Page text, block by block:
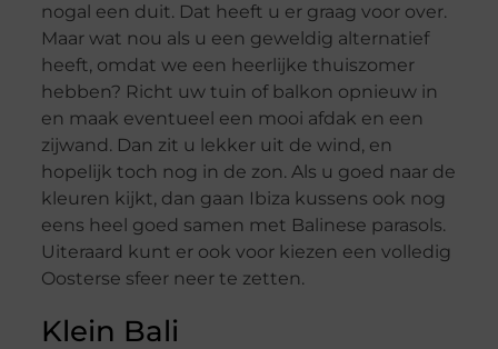
nogal een duit. Dat heeft u er graag voor over.
Maar wat nou als u een geweldig alternatief
heeft, omdat we een heerlijke thuiszomer
hebben? Richt uw tuin of balkon opnieuw in
en maak eventueel een mooi afdak en een
zijwand. Dan zit u lekker uit de wind, en
hopelijk toch nog in de zon. Als u goed naar de
kleuren kijkt, dan gaan Ibiza kussens ook nog
eens heel goed samen met Balinese parasols.
Uiteraard kunt er ook voor kiezen een volledig
Oosterse sfeer neer te zetten.
Klein Bali